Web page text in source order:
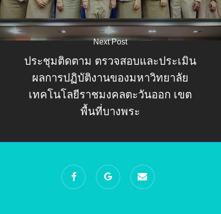
Next Post
ประชุมติดตาม ตรวจสอบและประเมิน
ผลการปฏิบัติงานของมหาวิทยาลัย
เทคโนโลยีราชมงคลตะวันออก เขต
พื้นที่บางพระ
facebook
google-
plus
email